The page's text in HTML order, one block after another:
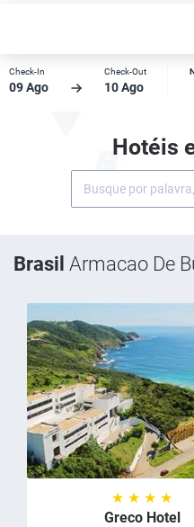
Check-In
09 Ago
Check-Out
10 Ago
Hotéis
Brasil Armacao De
★ ★ ★ ★
Greco Hotel